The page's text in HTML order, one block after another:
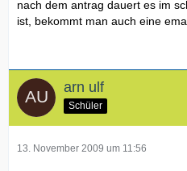
nach dem antrag dauert es im
ist, bekommt man auch eine
arn ulf
Schüler
13. November 2009 um 11:56